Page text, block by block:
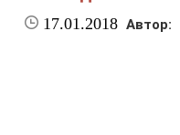
17.01.2018 Автор: